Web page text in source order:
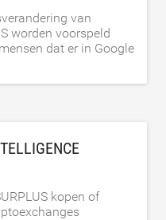
van
worden voorspeld
dat er in Google
kopen of